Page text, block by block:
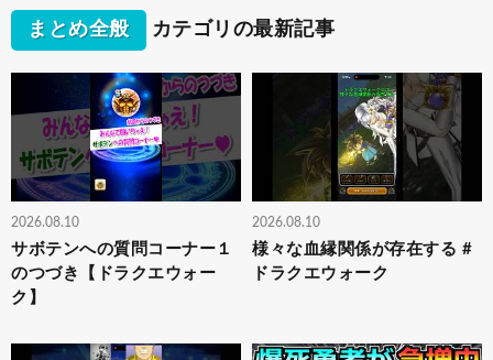
まとめ全般 カテゴリの最新記事
2026.08.10
サボテンへの質問コーナー１
のつづき【ドラクエウォー
ク】
2026.08.10
様々な血縁関係が存在する #
ドラクエウォーク